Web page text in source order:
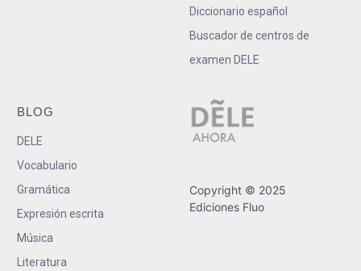
Diccionario español
Buscador de centros de
examen DELE
BLOG
DELE
Vocabulario
Gramática
Expresión escrita
Música
Literatura
Copyright © 2025
Ediciones Fluo